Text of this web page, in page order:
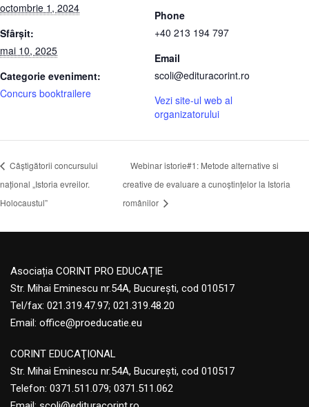
octombrie 1, 2024
Sfârșit:
mai 10, 2025
Categorie eveniment:
Concurs booktrailere
Phone
+40 213 194 797
Email
scoli@edituracorint.ro
Vezi site-ul web al
organizatorului
Câștigătorii concursului
național „Istoria evreilor.
Holocaustul”
Webinar istorie#1: Metode alternative si
creative de evaluare a cunoștințelor la Istoria
românilor
Asociația CORINT PRO EDUCAȚIE
Str. Mihai Eminescu nr.54A, București, cod 010517
Tel/fax: 021.319.47.97; 021.319.48.20
Email: office@proeducatie.eu
CORINT EDUCAŢIONAL
Str. Mihai Eminescu nr.54A, Bucureşti, cod 010517
Telefon: 0371.511.079; 0371.511.062